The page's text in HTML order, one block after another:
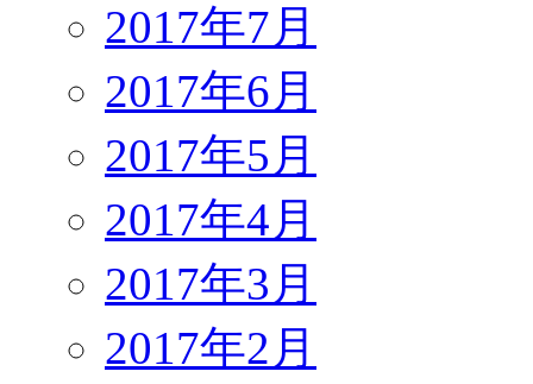
2017年7月
2017年6月
2017年5月
2017年4月
2017年3月
2017年2月